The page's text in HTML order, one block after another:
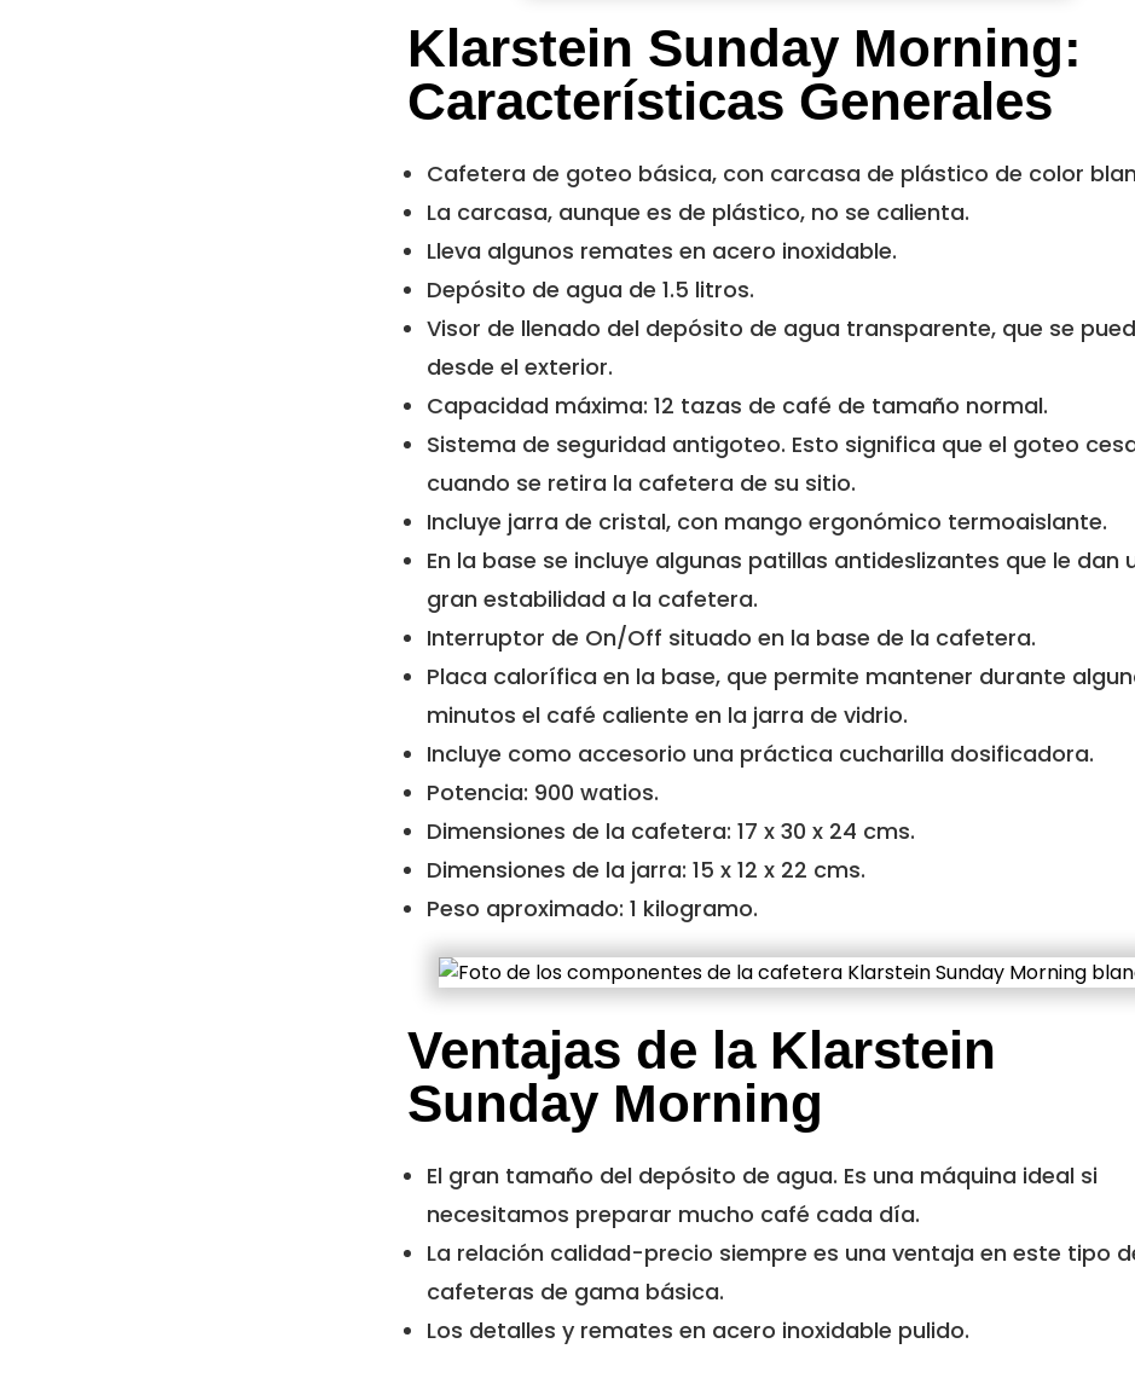
Klarstein Sunday Morning:
Características Generales
Cafetera de goteo básica, con carcasa de plástico de color
La carcasa, aunque es de plástico, no se calienta.
Lleva algunos remates en acero inoxidable.
Depósito de agua de 1.5 litros.
Visor de llenado del depósito de agua transparente, que se
desde el exterior.
Capacidad máxima: 12 tazas de café de tamaño normal.
Sistema de seguridad antigoteo. Esto significa que el goteo
cuando se retira la cafetera de su sitio.
Incluye jarra de cristal, con mango ergonómico termoaislante.
En la base se incluye algunas patillas antideslizantes que le dan
gran estabilidad a la cafetera.
Interruptor de On/Off situado en la base de la cafetera.
Placa calorífica en la base, que permite mantener durante
minutos el café caliente en la jarra de vidrio.
Incluye como accesorio una práctica cucharilla dosificadora.
Potencia: 900 watios.
Dimensiones de la cafetera: 17 x 30 x 24 cms.
Dimensiones de la jarra: 15 x 12 x 22 cms.
Peso aproximado: 1 kilogramo.
Ventajas de la Klarstein
Sunday Morning
El gran tamaño del depósito de agua. Es una máquina ideal si
necesitamos preparar mucho café cada día.
La relación calidad-precio siempre es una ventaja en este tipo
cafeteras de gama básica.
Los detalles y remates en acero inoxidable pulido.